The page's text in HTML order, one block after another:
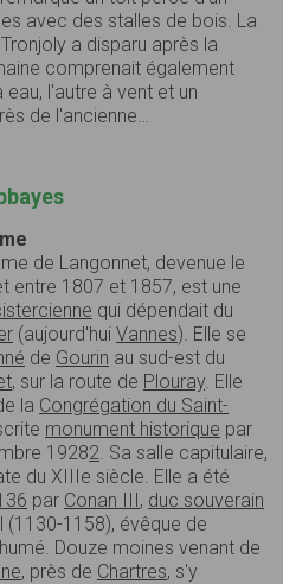
avec des stalles de bois. La
a disparu après la
comprenait également
eau, l'autre à vent et un
de l'ancienne…
de Langonnet, devenue le
entre 1807 et 1857, est une
qui dépendait du
(aujourd'hui Vannes). Elle se
de Gourin au sud-est du
, sur la route de Plouray. Elle
la Congrégation du Saint-
monument historique par
19282. Sa salle capitulaire,
du XIIIe siècle. Elle a été
par Conan III, duc souverain
(1130-1158), évêque de
Douze moines venant de
, près de Chartres, s'y